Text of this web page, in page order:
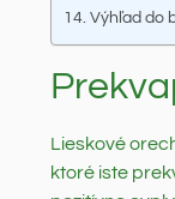
Výhľad do
Lieskové
ktoré iste